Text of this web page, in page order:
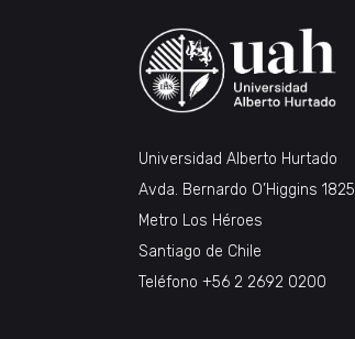
Universidad Alberto Hurtado
Avda. Bernardo O’Higgins 1825
Metro Los Héroes
Santiago de Chile
Teléfono +56 2 2692 0200